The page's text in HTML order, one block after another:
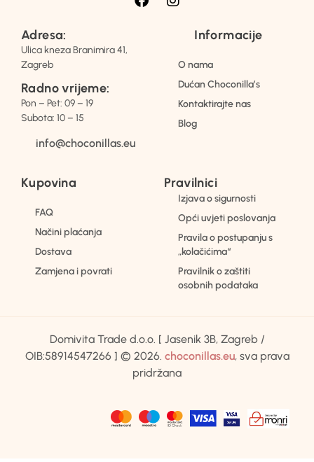
Adresa:
Ulica kneza Branimira 41,
Zagreb
Radno vrijeme:
Pon – Pet: 09 – 19
Subota: 10 – 15
info@choconillas.eu
Informacije
O nama
Dućan Choconilla’s
Kontaktirajte nas
Blog
Kupovina
FAQ
Načini plaćanja
Dostava
Zamjena i povrati
Pravilnici
Izjava o sigurnosti
Opći uvjeti poslovanja
Pravila o postupanju s
„kolačićima“
Pravilnik o zaštiti
osobnih podataka
Domivita Trade d.o.o. [ Jasenik 3B, Zagreb /
OIB:58914547266 ] © 2026. choconillas.eu, sva prava
pridržana